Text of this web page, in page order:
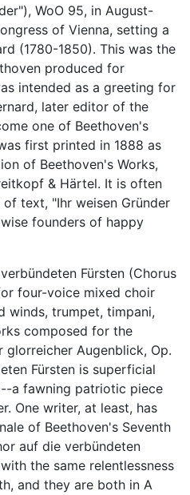
WoO 95, in August-
of Vienna, setting a
(1780-1850). This was the
produced for
intended as a greeting for
later editor of the
one of Beethoven's
first printed in 1888 as
of Beethoven's Works,
& Härtel. It is often
text, "Ihr weisen Gründer
founders of happy
Fürsten (Chorus
four-voice mixed choir
winds, trumpet, timpani,
composed for the
glorreicher Augenblick, Op.
Fürsten is superficial
a fawning patriotic piece
One writer, at least, has
of Beethoven's Seventh
auf die verbündeten
the same relentlessness
and they are both in A